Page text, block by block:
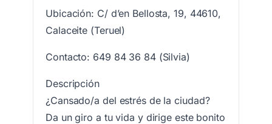
Ubicación: C/ d’en Bellosta, 19, 44610,
Calaceite (Teruel)
Contacto: 649 84 36 84 (Silvia)
Descripción
¿Cansado/a del estrés de la ciudad?
Da un giro a tu vida y dirige este bonito